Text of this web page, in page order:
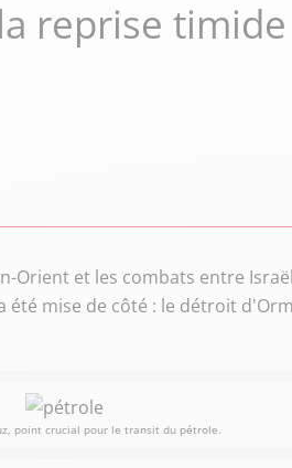
reprise
Orient et les combats entre
mise de côté : le détroit
point crucial pour le transit du pétrole.